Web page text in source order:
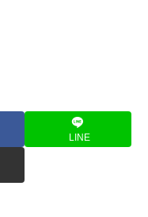
LINE